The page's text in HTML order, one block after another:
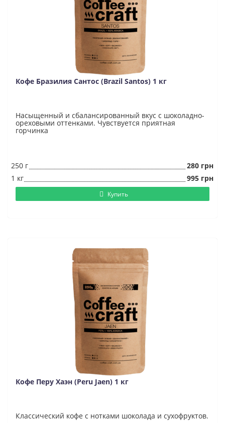
Кофе Бразилия Сантос (Brazil Santos) 1 кг
Насыщенный и сбалансированный вкус с шоколадно-
ореховыми оттенками. Чувствуется приятная
горчинка
250 г
280 грн
1 кг
995 грн
Купить
Кофе Перу Хаэн (Peru Jaen) 1 кг
Классический кофе с нотками шоколада и сухофруктов.